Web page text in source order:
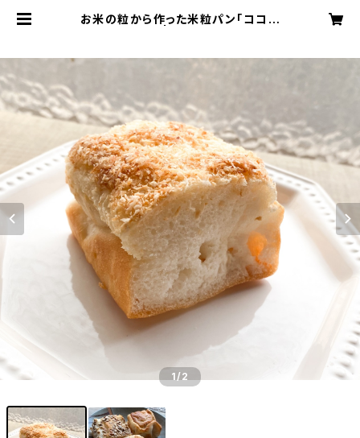
お米の粒から作った米粒パン「ココナ
ッツトランパー）
1/2